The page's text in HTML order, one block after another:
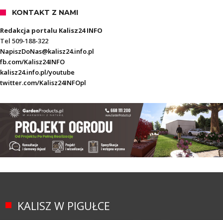
KONTAKT Z NAMI
Redakcja portalu Kalisz24 INFO
Tel 509-188-322
NapiszDoNas@kalisz24.info.pl
fb.com/Kalisz24INFO
kalisz24.info.pl/youtube
twitter.com/Kalisz24INFOpl
KALISZ W PIGUŁCE